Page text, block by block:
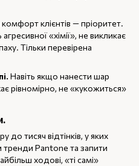
клієнтів — пріоритет.
агресивної «хімії», не викликає
Тільки перевірена
Навіть якщо нанести шар
рівномірно, не «кукожиться»
до тисяч відтінків, у яких
Pantone та запити
ходові, «ті самі»